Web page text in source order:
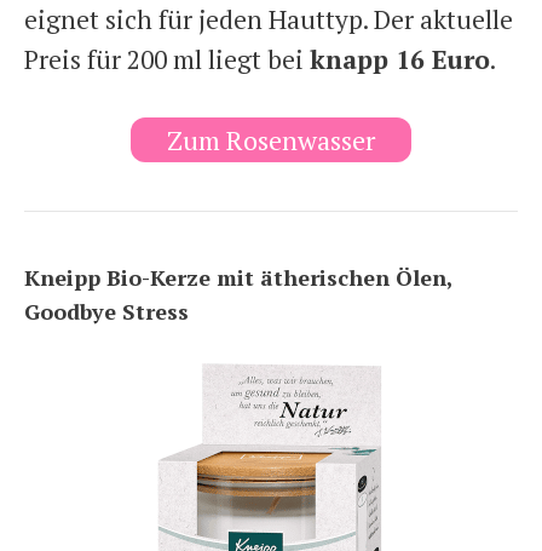
eignet sich für jeden Hauttyp. Der aktuelle
Preis für 200 ml liegt bei knapp 16 Euro.
Zum Rosenwasser
Kneipp Bio-Kerze mit ätherischen Ölen,
Goodbye Stress